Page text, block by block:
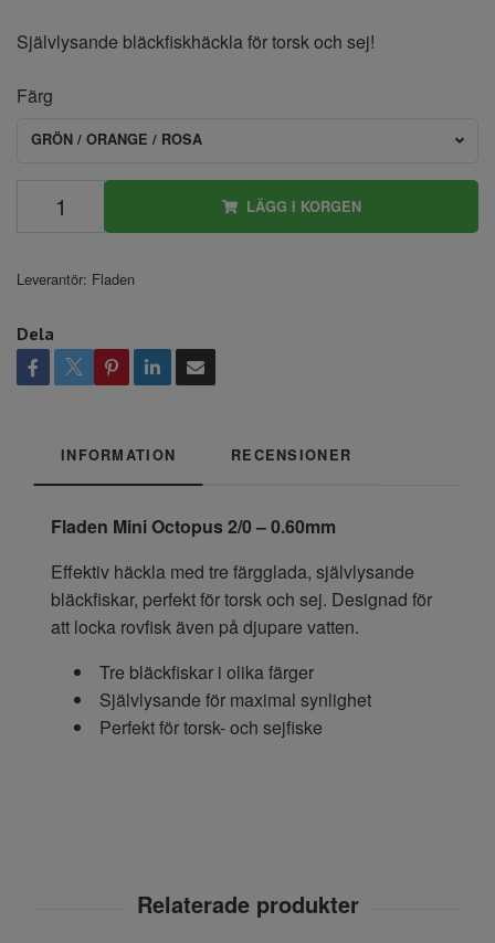
Självlysande bläckfiskhäckla för torsk och sej!
Färg
GRÖN / ORANGE / ROSA
LÄGG I KORGEN
Leverantör: Fladen
Dela
INFORMATION RECENSIONER
Fladen Mini Octopus 2/0 – 0.60mm
Effektiv häckla med tre färgglada, självlysande
bläckfiskar, perfekt för torsk och sej. Designad för
att locka rovfisk även på djupare vatten.
Tre bläckfiskar i olika färger
Självlysande för maximal synlighet
Perfekt för torsk- och sejfiske